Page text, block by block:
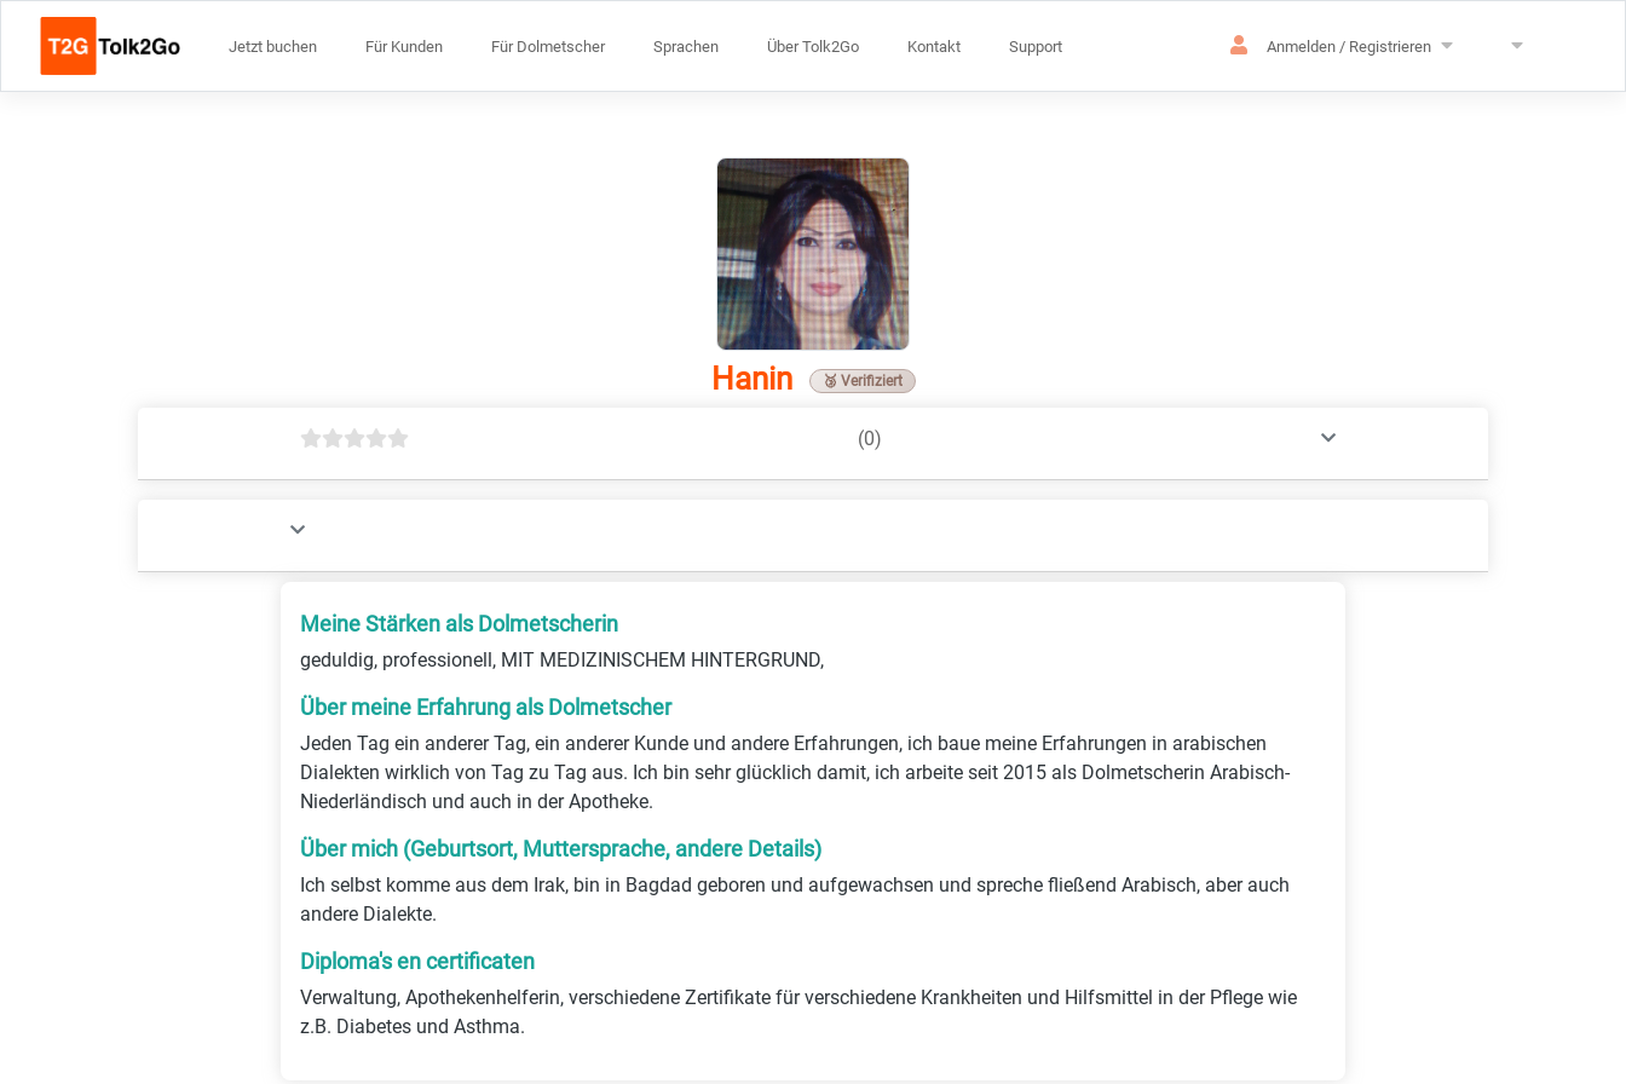
Jetzt buchen Für Kunden Für Dolmetscher Sprachen Über Tolk2Go Kontakt Support Anmelden / Registrieren
Hanin 🥉 Verifiziert
(0)
Meine Stärken als Dolmetscherin
geduldig, professionell, MIT MEDIZINISCHEM HINTERGRUND,
Über meine Erfahrung als Dolmetscher
Jeden Tag ein anderer Tag, ein anderer Kunde und andere Erfahrungen, ich baue meine Erfahrungen in arabischen
Dialekten wirklich von Tag zu Tag aus. Ich bin sehr glücklich damit, ich arbeite seit 2015 als Dolmetscherin Arabisch-
Niederländisch und auch in der Apotheke.
Über mich (Geburtsort, Muttersprache, andere Details)
Ich selbst komme aus dem Irak, bin in Bagdad geboren und aufgewachsen und spreche fließend Arabisch, aber auch
andere Dialekte.
Diploma's en certificaten
Verwaltung, Apothekenhelferin, verschiedene Zertifikate für verschiedene Krankheiten und Hilfsmittel in der Pflege wie
z.B. Diabetes und Asthma.